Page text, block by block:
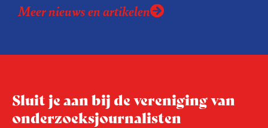
Meer nieuws en artikelen
Sluit je aan bij de vereniging van
onderzoeksjournalisten